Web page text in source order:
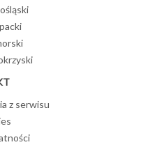
z serwisu